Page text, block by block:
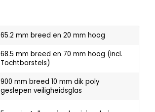
65.2 mm breed en 20 mm hoog
68.5 mm breed en 70 mm hoog (incl.
Tochtborstels)
900 mm breed 10 mm dik poly
geslepen veiligheidsglas